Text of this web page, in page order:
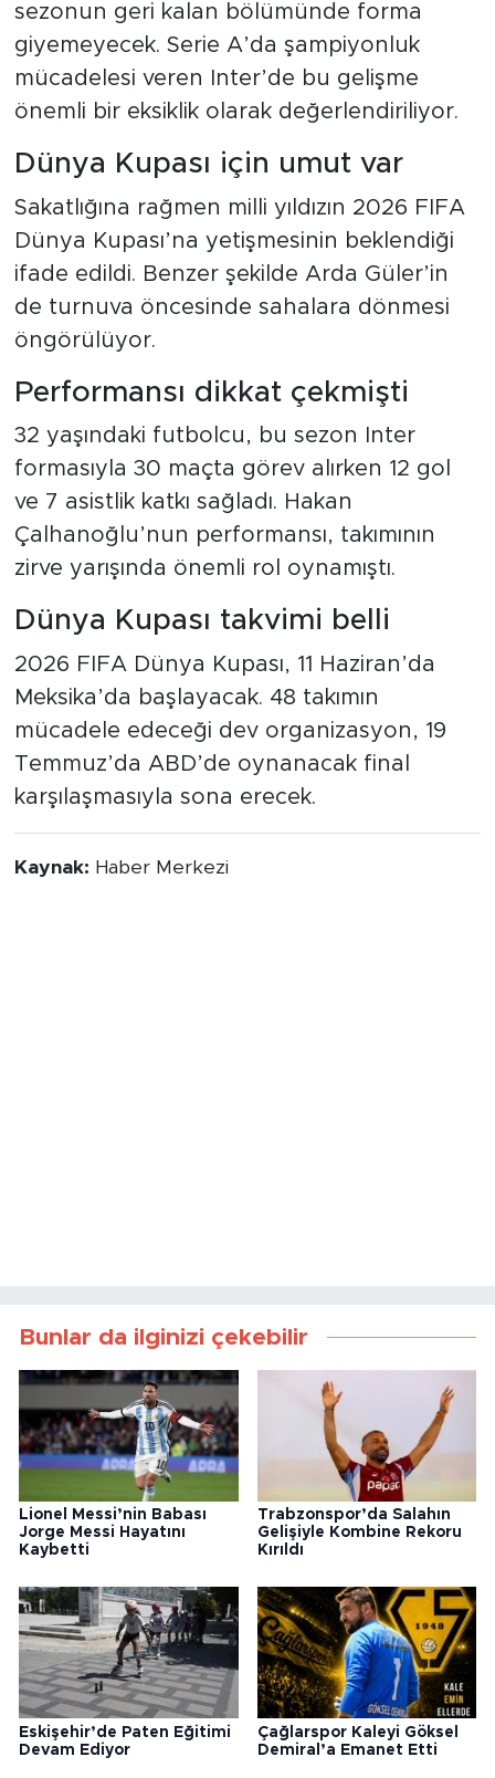
sezonun geri kalan bölümünde forma
giyemeyecek. Serie A’da şampiyonluk
mücadelesi veren Inter’de bu gelişme
önemli bir eksiklik olarak değerlendiriliyor.
Dünya Kupası için umut var
Sakatlığına rağmen milli yıldızın 2026 FIFA
Dünya Kupası’na yetişmesinin beklendiği
ifade edildi. Benzer şekilde Arda Güler’in
de turnuva öncesinde sahalara dönmesi
öngörülüyor.
Performansı dikkat çekmişti
32 yaşındaki futbolcu, bu sezon Inter
formasıyla 30 maçta görev alırken 12 gol
ve 7 asistlik katkı sağladı. Hakan
Çalhanoğlu’nun performansı, takımının
zirve yarışında önemli rol oynamıştı.
Dünya Kupası takvimi belli
2026 FIFA Dünya Kupası, 11 Haziran’da
Meksika’da başlayacak. 48 takımın
mücadele edeceği dev organizasyon, 19
Temmuz’da ABD’de oynanacak final
karşılaşmasıyla sona erecek.
Kaynak: Haber Merkezi
Bunlar da ilginizi çekebilir
Lionel Messi’nin Babası
Jorge Messi Hayatını
Kaybetti
Trabzonspor’da Salahın
Gelişiyle Kombine Rekoru
Kırıldı
Eskişehir’de Paten Eğitimi
Devam Ediyor
Çağlarspor Kaleyi Göksel
Demiral’a Emanet Etti